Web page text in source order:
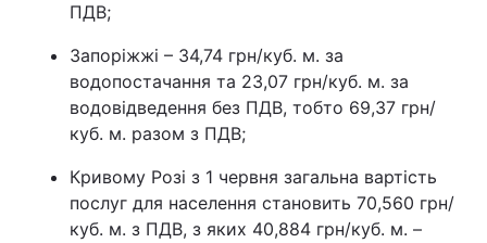
ПДВ;
Запоріжжі – 34,74 грн/куб. м. за
водопостачання та 23,07 грн/куб. м. за
водовідведення без ПДВ, тобто 69,37 грн/
куб. м. разом з ПДВ;
Кривому Розі з 1 червня загальна вартість
послуг для населення становить 70,560 грн/
куб. м. з ПДВ, з яких 40,884 грн/куб. м. –